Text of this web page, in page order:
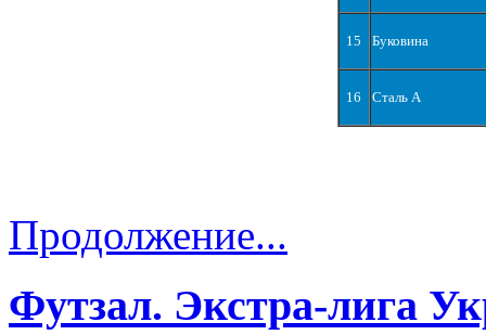
15 Буковина
16 Сталь А
Продолжение...
Футзал. Экстра-лига